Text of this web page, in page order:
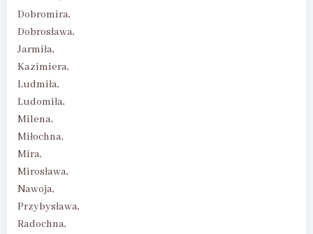
Dobromira,
Dobrosława,
Jarmiła,
Kazimiera,
Ludmiła,
Ludomiła,
Milena,
Miłochna,
Mira,
Mirosława,
Nawoja,
Przybysława,
Radochna,